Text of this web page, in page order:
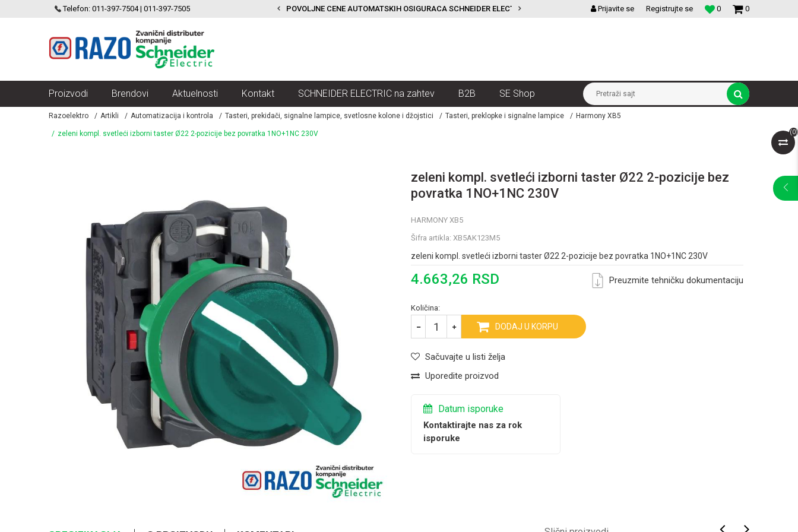
Telefon: 011-397-7504 | 011-397-7505
ELECTRIC VELIKI IZBOR MODULARNIH PREKIDACA I UTICNICA POVOLJNE CENE AUTOMATSKIH OSIGURACA SCHNEIDER ELECTRIC VELIKI IZBOR MODULARNIH PREKIDACA I UTICNICA 0
0
Prijavite se Registrujte se
Proizvodi Brendovi Aktuelnosti Kontakt SCHNEIDER ELECTRIC na zahtev B2B SE Shop Pretraži sajt
(0)
Razoelektro Artikli Automatizacija i kontrola Tasteri, prekidači, signalne lampice, svetlosne kolone i džojstici Tasteri, preklopke i signalne lampice Harmony XB5
zeleni kompl. svetleći izborni taster Ø22 2-pozicije bez povratka 1NO+1NC 230V
zeleni kompl. svetleći izborni taster Ø22 2-pozicije bez
povratka 1NO+1NC 230V
HARMONY XB5
Šifra artikla: XB5AK123M5
zeleni kompl. svetleći izborni taster Ø22 2-pozicije bez povratka 1NO+1NC 230V
Preuzmite tehničku dokumentaciju
4.663,26 RSD
Količina:
DODAJ U KORPU
Sačuvajte u listi želja
Uporedite proizvod
Datum isporuke
Kontaktirajte nas za rok
isporuke